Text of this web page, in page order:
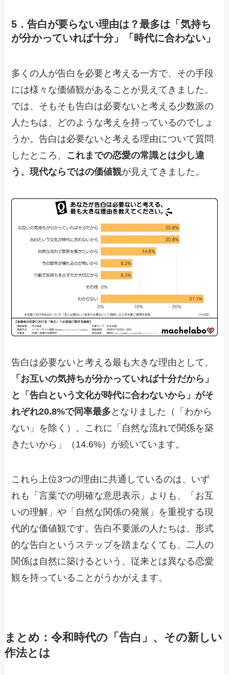
5．告白が要らない理由は？最多は「気持ち
が分かっていれば十分」「時代に合わない」
多くの人が告白を必要と考える一方で、その手段
には様々な価値観があることが見えてきました。
では、そもそも告白は必要ないと考える少数派の
人たちは、どのような考えを持っているのでしょ
うか。告白は必要ないと考える理由について質問
したところ、 これまでの恋愛の常識とは少し違
う、現代ならではの価値観が見えてきました。
告白は必要ないと考える最も大きな理由として、
「お互いの気持ちが分かっていれば十分だから」
と「告白という文化が時代に合わないから」がそ
れぞれ20.8%で同率最多 となりました（「わから
ない」を除く）。これに「自然な流れで関係を築
きたいから」（14.6%）が続いています。
これら上位3つの理由に共通しているのは、いず
れも「言葉での明確な意思表示」よりも、「お互
いの理解」や「自然な関係の発展」を重視する現
代的な価値観です。告白不要派の人たちは、形式
的な告白というステップを踏まなくても、二人の
関係は自然に築けるという、従来とは異なる恋愛
観を持っていることがうかがえます。
まとめ：令和時代の「告白」、その新しい
作法とは